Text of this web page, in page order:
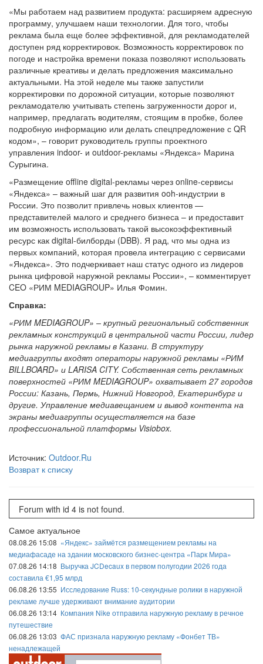
«Мы работаем над развитием продукта: расширяем адресную
программу, улучшаем наши технологии. Для того, чтобы
реклама была еще более эффективной, для рекламодателей
доступен ряд корректировок. Возможность корректировок по
погоде и настройка времени показа позволяют использовать
различные креативы и делать предложения максимально
актуальными. На этой неделе мы также запустили
корректировки по дорожной ситуации, которые позволяют
рекламодателю учитывать степень загруженности дорог и,
например, предлагать водителям, стоящим в пробке, более
подробную информацию или делать спецпредложение с QR
кодом», – говорит руководитель группы проектного
управления indoor- и outdoor-рекламы «Яндекса» Марина
Сурыгина.
«Размещение offline digital-рекламы через online-сервисы
«Яндекса» – важный шаг для развития ooh-индустрии в
России. Это позволит привлечь новых клиентов —
представителей малого и среднего бизнеса – и предоставит
им возможность использовать такой высокоэффективный
ресурс как digital-билборды (DBB). Я рад, что мы одна из
первых компаний, которая провела интеграцию с сервисами
«Яндекса». Это подчеркивает наш статус одного из лидеров
рынка цифровой наружной рекламы России», – комментирует
CEO «РИМ MEDIAGROUP» Илья Фомин.
Справка:
«РИМ MEDIAGROUP» – крупный региональный собственник
рекламных конструкций в центральной части России, лидер
рынка наружной рекламы в Казани. В структуру
медиагруппы входят операторы наружной рекламы «РИМ
BILLBOARD» и LARISA CITY. Собственная сеть рекламных
поверхностей «РИМ MEDIAGROUP» охватывает 27 городов
России: Казань, Пермь, Нижний Новгород, Екатеринбург и
другие. Управление медиавещанием и вывод контента на
экраны медиагруппы осуществляется на базе
профессиональной платформы Visiobox.
Источник: Outdoor.Ru
Возврат к списку
Forum with id 4 is not found.
Самое актуальное
08.08.26 15:08 «Яндекс» займётся размещением рекламы на
медиафасаде на здании московского бизнес-центра «Парк Мира»
07.08.26 14:18 Выручка JCDecaux в первом полугодии 2026 года
составила €1,95 млрд
06.08.26 13:55 Исследование Russ: 10-секундные ролики в наружной
рекламе лучше удерживают внимание аудитории
06.08.26 13:14 Компания Nike отправила наружную рекламу в речное
путешествие
06.08.26 13:03 ФАС признала наружную рекламу «Фонбет ТВ»
ненадлежащей